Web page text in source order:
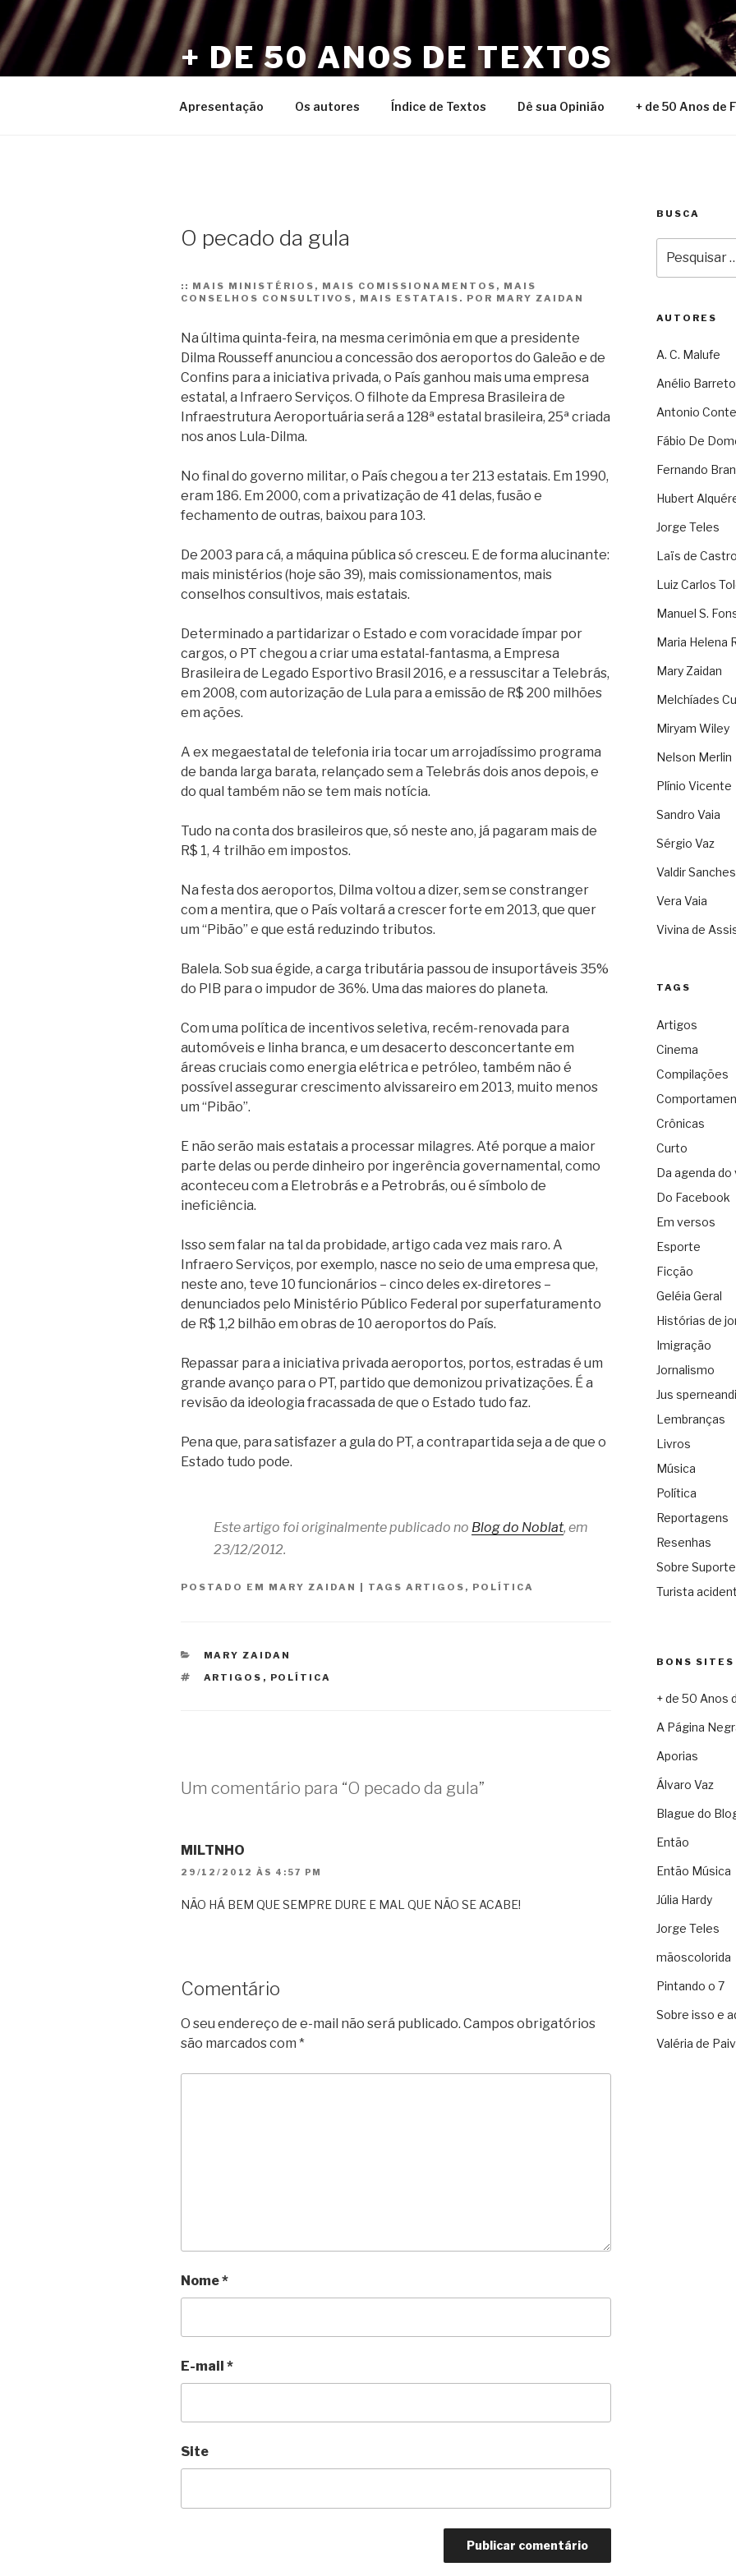
Pular
para
o
conteúdo
+ DE 50 ANOS DE TEXTOS
Apresentação Os autores Índice de Textos Dê sua Opinião + de 50 Anos de
O pecado da gula
:: MAIS MINISTÉRIOS, MAIS COMISSIONAMENTOS, MAIS
CONSELHOS CONSULTIVOS, MAIS ESTATAIS. POR MARY ZAIDAN
Na última quinta-feira, na mesma cerimônia em que a presidente
Dilma Rousseff anunciou a concessão dos aeroportos do Galeão e de
Confins para a iniciativa privada, o País ganhou mais uma empresa
estatal, a Infraero Serviços. O filhote da Empresa Brasileira de
Infraestrutura Aeroportuária será a 128ª estatal brasileira, 25ª criada
nos anos Lula-Dilma.
No final do governo militar, o País chegou a ter 213 estatais. Em 1990,
eram 186. Em 2000, com a privatização de 41 delas, fusão e
fechamento de outras, baixou para 103.
De 2003 para cá, a máquina pública só cresceu. E de forma alucinante:
mais ministérios (hoje são 39), mais comissionamentos, mais
conselhos consultivos, mais estatais.
Determinado a partidarizar o Estado e com voracidade ímpar por
cargos, o PT chegou a criar uma estatal-fantasma, a Empresa
Brasileira de Legado Esportivo Brasil 2016, e a ressuscitar a Telebrás,
em 2008, com autorização de Lula para a emissão de R$ 200 milhões
em ações.
A ex megaestatal de telefonia iria tocar um arrojadíssimo programa
de banda larga barata, relançado sem a Telebrás dois anos depois, e
do qual também não se tem mais notícia.
Tudo na conta dos brasileiros que, só neste ano, já pagaram mais de
R$ 1, 4 trilhão em impostos.
Na festa dos aeroportos, Dilma voltou a dizer, sem se constranger
com a mentira, que o País voltará a crescer forte em 2013, que quer
um “Pibão” e que está reduzindo tributos.
Balela. Sob sua égide, a carga tributária passou de insuportáveis 35%
do PIB para o impudor de 36%. Uma das maiores do planeta.
Com uma política de incentivos seletiva, recém-renovada para
automóveis e linha branca, e um desacerto desconcertante em
áreas cruciais como energia elétrica e petróleo, também não é
possível assegurar crescimento alvissareiro em 2013, muito menos
um “Pibão”.
E não serão mais estatais a processar milagres. Até porque a maior
parte delas ou perde dinheiro por ingerência governamental, como
aconteceu com a Eletrobrás e a Petrobrás, ou é símbolo de
ineficiência.
Isso sem falar na tal da probidade, artigo cada vez mais raro. A
Infraero Serviços, por exemplo, nasce no seio de uma empresa que,
neste ano, teve 10 funcionários – cinco deles ex-diretores –
denunciados pelo Ministério Público Federal por superfaturamento
de R$ 1,2 bilhão em obras de 10 aeroportos do País.
Repassar para a iniciativa privada aeroportos, portos, estradas é um
grande avanço para o PT, partido que demonizou privatizações. É a
revisão da ideologia fracassada de que o Estado tudo faz.
Pena que, para satisfazer a gula do PT, a contrapartida seja a de que o
Estado tudo pode.
Este artigo foi originalmente publicado no Blog do Noblat, em
23/12/2012.
POSTADO EM MARY ZAIDAN | TAGS ARTIGOS , POLÍTICA
CATEGORIAS
MARY ZAIDAN
TAGS
ARTIGOS , POLÍTICA
Um comentário para “O pecado da gula”
MILTNHO
29/12/2012 ÀS 4:57 PM
NÃO HÁ BEM QUE SEMPRE DURE E MAL QUE NÃO SE ACABE!
Comentário
O seu endereço de e-mail não será publicado. Campos obrigatórios
são marcados com *
Nome*
E-mail *
Site
BUSCA
por:
AUTORES
A. C. Malufe
Anélio Barreto
Antonio
Fábio De
Fernando
Hubert
Jorge Teles
Laïs de Castro
Luiz Carlos
Manuel S.
Maria Helena
Mary Zaidan
Melchíades
Miryam Wiley
Nelson Merlin
Plínio Vicente
Sandro Vaia
Sérgio Vaz
Valdir Sanches
Vera Vaia
Vivina de
TAGS
Artigos
Cinema
Compilações
Crônicas
Curto
Da agenda do
Do Facebook
Em versos
Esporte
Ficção
Geléia Geral
Histórias de
Imigração
Jornalismo
Jus sperneandi
Lembranças
Livros
Música
Política
Reportagens
Resenhas
Sobre
Turista
BONS SITES
+ de 50 Anos
A Página
Aporias
Álvaro Vaz
Blague do
Então
Então Música
Júlia Hardy
Jorge Teles
mãoscolorida
Pintando o 7
Sobre isso e
Valéria de